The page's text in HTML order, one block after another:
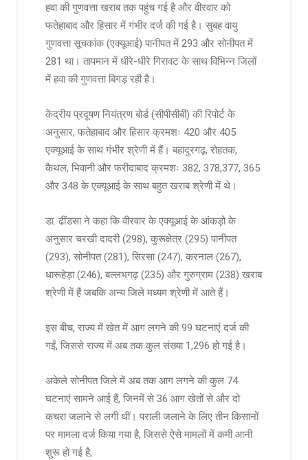
हवा की गुणवत्ता खराब तक पहुंच गई है और वीरवार को
फतेहाबाद और हिसार में गंभीर दर्ज की गई है। सुबह वायु
गुणवत्ता सूचकांक (एक्यूआई) पानीपत में 293 और सोनीपत में
281 था। तापमान में धीरे-धीरे गिरावट के साथ विभिन्न जिलों
में हवा की गुणवत्ता बिगड़ रही है।
केंद्रीय प्रदूषण नियंत्रण बोर्ड (सीपीसीबी) की रिपोर्ट के
अनुसार, फतेहाबाद और हिसार क्रमशः 420 और 405
एक्यूआई के साथ गंभीर श्रेणी में हैं। बहादुरगढ़, रोहतक,
कैथल, भिवानी और फरीदाबाद क्रमशः 382, 378,377, 365
और 348 के एक्यूआई के साथ बहुत खराब श्रेणी में थे।
डा. ढींडसा ने कहा कि वीरवार के एक्यूआई के आंकड़ो के
अनुसार चरखी दादरी (298), कुरूक्षेत्र (295) पानीपत
(293), सोनीपत (281), सिरसा (247), करनाल (267),
धारूहेड़ा (246), बल्लभगढ़ (235) और गुरुग्राम (238) खराब
श्रेणी में हैं जबकि अन्य जिले मध्यम श्रेणी में आते हैं।
इस बीच, राज्य में खेत में आग लगने की 99 घटनाएं दर्ज की
गईं, जिससे राज्य में अब तक कुल संख्या 1,296 हो गई है।
अकेले सोनीपत जिले में अब तक आग लगने की कुल 74
घटनाएं सामने आई हैं, जिनमें से 36 आग खेतों से और दो
कचरा जलाने से लगी थीं। पराली जलाने के लिए तीन किसानों
पर मामला दर्ज किया गया है, जिससे ऐसे मामलों में कमी आनी
शुरू हो गई है,